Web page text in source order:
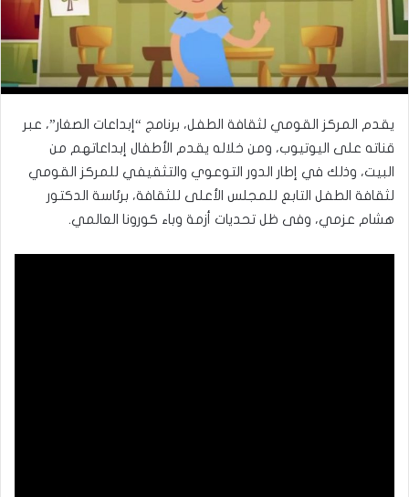
يقدم المركز القومي لثقافة الطفل، برنامج “إبداعات الصغار”، عبر
قناته على اليوتيوب، ومن خلاله يقدم الأطفال إبداعاتهم من
البيت، وذلك في إطار الدور التوعوي والتثقيفي للمركز القومي
لثقافة الطفل التابع للمجلس الأعلى للثقافة، برئاسة الدكتور
هشام عزمي، وفى ظل تحديات أزمة وباء كورونا العالمي.